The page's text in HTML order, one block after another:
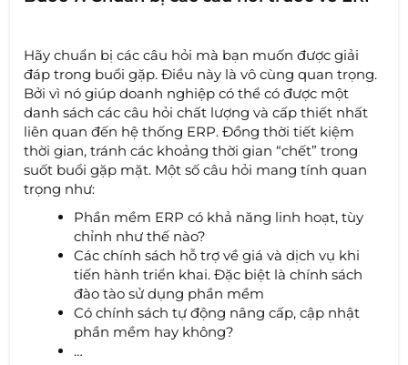
Hãy chuẩn bị các câu hỏi mà bạn muốn được giải
đáp trong buổi gặp. Điều này là vô cùng quan trọng.
Bởi vì nó giúp doanh nghiệp có thể có được một
danh sách các câu hỏi chất lượng và cấp thiết nhất
liên quan đến hệ thống ERP. Đồng thời tiết kiệm
thời gian, tránh các khoảng thời gian “chết” trong
suốt buổi gặp mặt. Một số câu hỏi mang tính quan
trọng như:
Phần mềm ERP có khả năng linh hoạt, tùy
chỉnh như thế nào?
Các chính sách hỗ trợ về giá và dịch vụ khi
tiến hành triển khai. Đặc biệt là chính sách
đào tào sử dụng phần mềm
Có chính sách tự động nâng cấp, cập nhật
phần mềm hay không?
…